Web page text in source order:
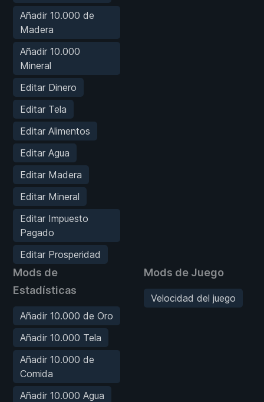
Añadir 10.000 de
Madera
Añadir 10.000
Mineral
Editar Dinero
Editar Tela
Editar Alimentos
Editar Agua
Editar Madera
Editar Mineral
Editar Impuesto
Pagado
Editar Prosperidad
Mods de
Estadísticas
Añadir 10.000 de Oro
Añadir 10.000 Tela
Añadir 10.000 de
Comida
Añadir 10.000 Agua
Mods de Juego
Velocidad del juego